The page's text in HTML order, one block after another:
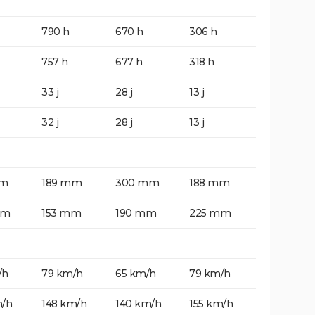
790 h 670 h 306 h
757 h 677 h 318 h
33 j 28 j 13 j
32 j 28 j 13 j
189 mm 300 mm 188 mm
153 mm 190 mm 225 mm
79 km/h 65 km/h 79 km/h
h 148 km/h 140 km/h 155 km/h